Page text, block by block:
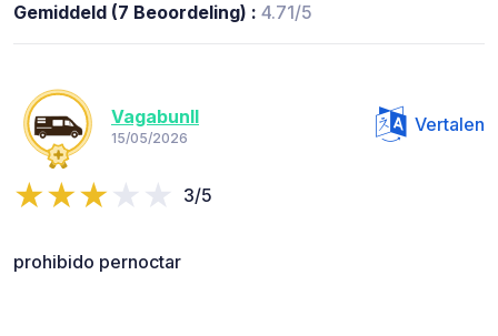
Gemiddeld (7 Beoordeling) : 4.71/5
VagabunII
15/05/2026
Vertalen
3/5
prohibido pernoctar